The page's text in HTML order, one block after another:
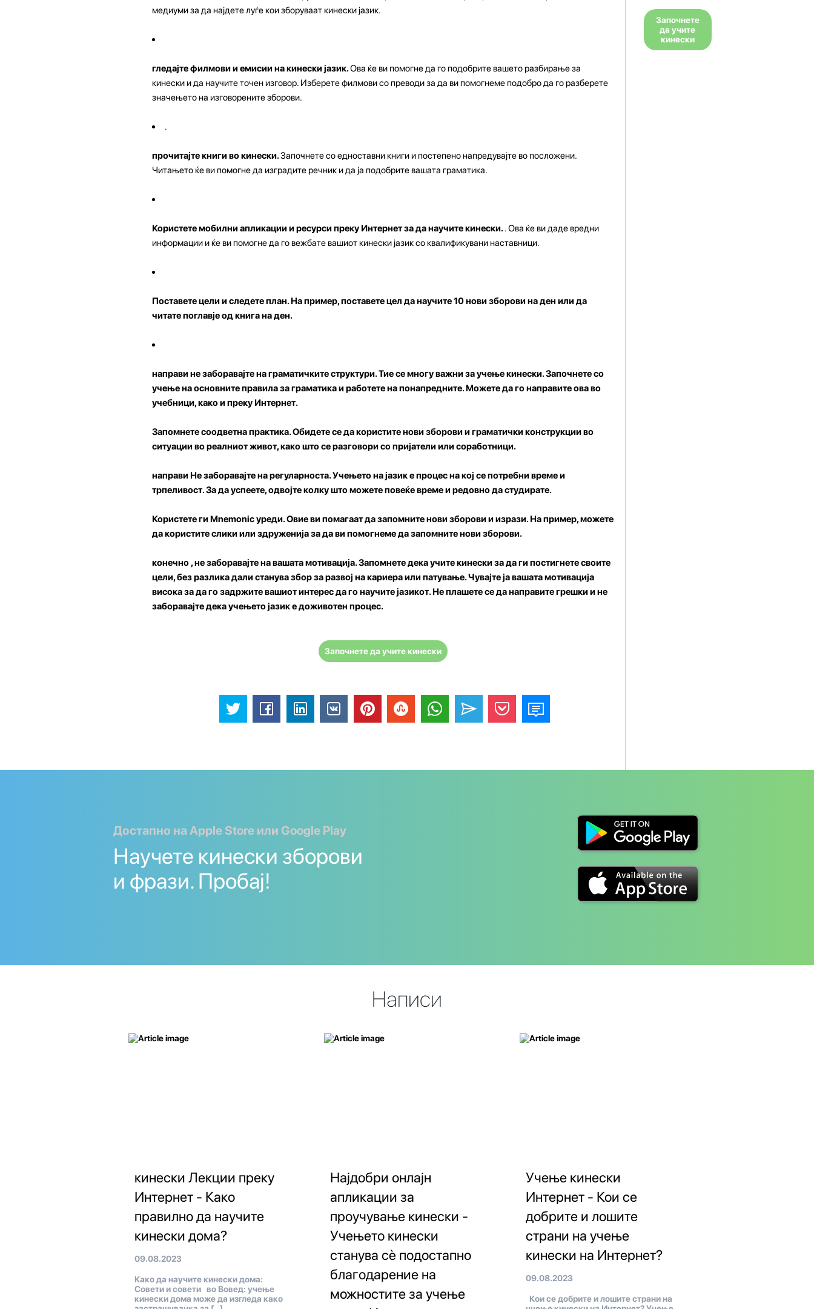
медиуми за да најдете луѓе кои зборуваат кинески јазик.
гледајте филмови и емисии на кинески јазик.Ова ќе ви помогне да го подобрите вашето разбирање за
кинески и да научите точен изговор. Изберете филмови со преводи за да ви помогнеме подобро да го разберете
значењето на изговорените зборови.
.
прочитајте книги во кинески.Започнете со едноставни книги и постепено напредувајте во посложени.
Читањето ќе ви помогне да изградите речник и да ја подобрите вашата граматика.
Користете мобилни апликации и ресурси преку Интернет за да научите кинески.. Ова ќе ви даде вредни
информации и ќе ви помогне да го вежбате вашиот кинески јазик со квалификувани наставници.
Поставете цели и следете план. На пример, поставете цел да научите 10 нови зборови на ден или да
читате поглавје од книга на ден.
направи не заборавајте на граматичките структури.Тие се многу важни за учење кинески. Започнете со
учење на основните правила за граматика и работете на понапредните. Можете да го направите ова во
учебници, како и преку Интернет.
Запомнете соодветна практика. Обидете се да користите нови зборови и граматички конструкции во
ситуации во реалниот живот, како што се разговори со пријатели или соработници.
направи Не заборавајте на регуларноста.Учењето на јазик е процес на кој се потребни време и
трпеливост. За да успеете, одвојте колку што можете повеќе време и редовно да студирате.
Користете ги Mnemonic уреди.Овие ви помагаат да запомните нови зборови и изрази. На пример, можете
да користите слики или здруженија за да ви помогнеме да запомните нови зборови.
конечно , не заборавајте на вашата мотивација.Запомнете дека учите кинески за да ги постигнете своите
цели, без разлика дали станува збор за развој на кариера или патување. Чувајте ја вашата мотивација
висока за да го задржите вашиот интерес да го научите јазикот. Не плашете се да направите грешки и не
заборавајте дека учењето јазик е доживотен процес.
Започнете да учите кинески
Започнете
да учите
кинески
Достапно на Apple Store или Google Play
Научете кинески зборови
и фрази. Пробај!
Написи
кинески Лекции преку
Интернет - Како
правилно да научите
кинески дома?
09.08.2023
Како да научите кинески дома:
Совети и совети во Вовед: учење
кинески дома може да изгледа како
Најдобри онлајн
апликации за
проучување кинески -
Учењето кинески
станува сè подостапно
благодарение на
можностите за учење
Учење кинески
Интернет - Кои се
добрите и лошите
страни на учење
кинески на Интернет?
09.08.2023
Кои се добрите и лошите страни на